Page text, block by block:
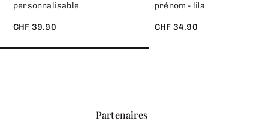
personnalisable
CHF 39.90
prénom - lila
CHF 34.90
Partenaires